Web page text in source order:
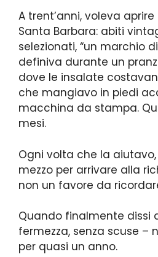
A trent’anni, voleva
Santa Barbara: abiti
selezionati, “un marchio
definiva durante un
dove le insalate
che mangiavo in piedi
macchina da stampa.
mesi.
Ogni volta che la
mezzo per arrivare alla
non un favore da
Quando finalmente dissi
fermezza, senza scuse –
per quasi un anno.